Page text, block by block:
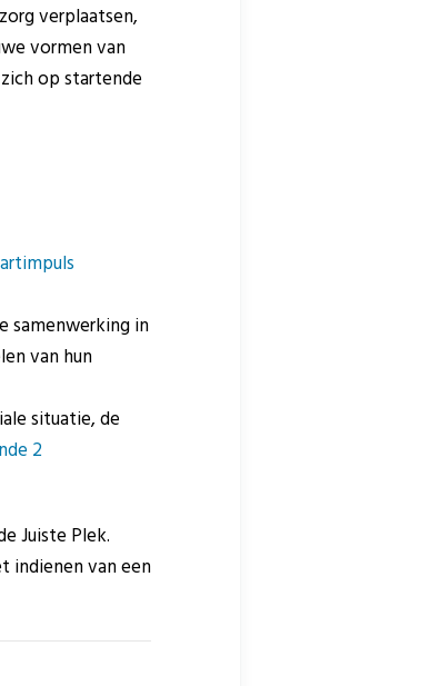
verplaatsen,
vormen van
op startende
samenwerking in
van hun
situatie, de
2
Juiste Plek.
indienen van een